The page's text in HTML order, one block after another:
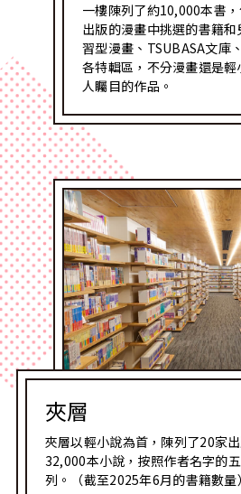
一樓陳列了約10,000本書
出版的漫畫中挑選的書籍
習型漫畫、TSUBASA文庫
各特輯區，不分漫畫還是
人矚目的作品。
夾層
夾層以輕小說為首，陳列了20家
32,000本小說，按照作者名字的
列。（截至2025年6月的書籍數量）